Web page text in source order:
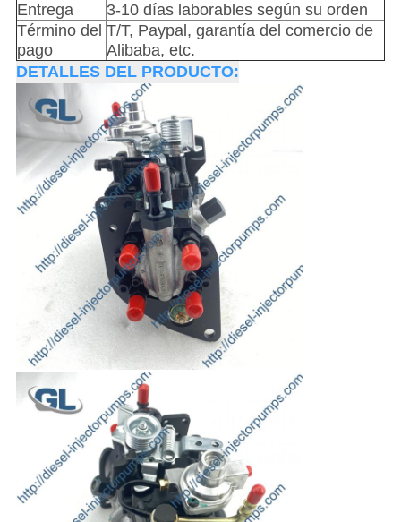
Entrega
3-10 días laborables según su orden
Término del
pago
T/T, Paypal, garantía del comercio de
Alibaba, etc.
DETALLES DEL PRODUCTO: